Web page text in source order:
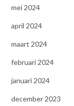
mei 2024
april 2024
maart 2024
februari 2024
januari 2024
december 2023